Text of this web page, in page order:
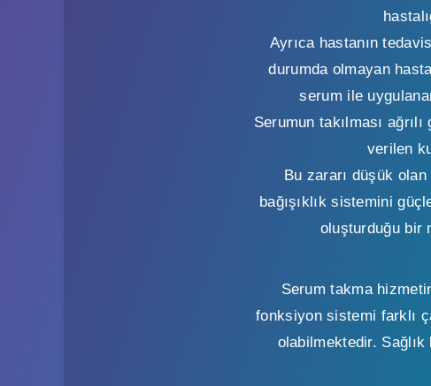
Ayrıca hastanın
durumda olmayan
serum ile
Serumun takılması
verilen
Bu zararı düşük
bağışıklık sistemini
oluşturduğu bir
Serum takma
fonksiyon sistemi farklı
olabilmektedir.